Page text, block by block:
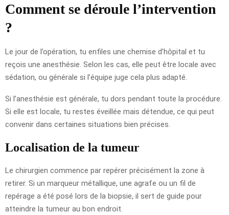
Comment se déroule l’intervention
?
Le jour de l’opération, tu enfiles une chemise d’hôpital et tu
reçois une anesthésie. Selon les cas, elle peut être locale avec
sédation, ou générale si l’équipe juge cela plus adapté.
Si l’anesthésie est générale, tu dors pendant toute la procédure.
Si elle est locale, tu restes éveillée mais détendue, ce qui peut
convenir dans certaines situations bien précises.
Localisation de la tumeur
Le chirurgien commence par repérer précisément la zone à
retirer. Si un marqueur métallique, une agrafe ou un fil de
repérage a été posé lors de la biopsie, il sert de guide pour
atteindre la tumeur au bon endroit.